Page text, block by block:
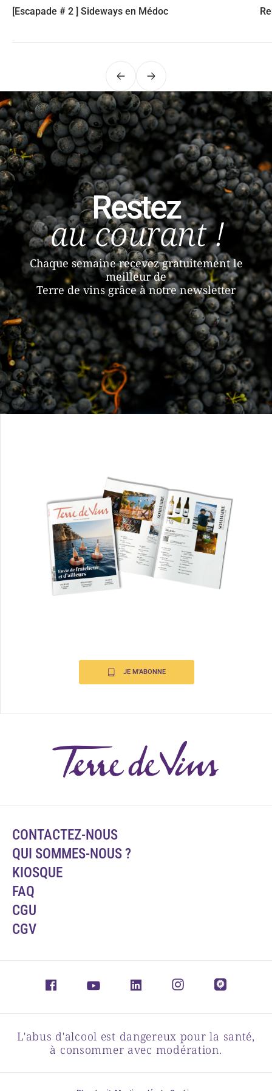
[Escapade # 2 ] Sideways en Médoc
PrécédentSuivant
Restez
au courant !
Chaque semaine recevez gratuitement le
meilleur de
Terre de vins grâce à notre newsletter
JE M'ABONNE
CONTACTEZ-NOUS
QUI SOMMES-NOUS ?
KIOSQUE
FAQ
CGU
CGV
L'abus d'alcool est dangereux pour la santé,
à consommer avec modération.